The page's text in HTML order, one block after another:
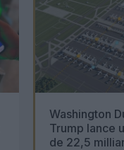
Washington
Trump lance
de 22,5